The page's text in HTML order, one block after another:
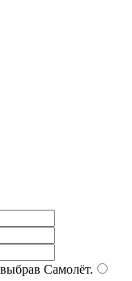
Самолёт.